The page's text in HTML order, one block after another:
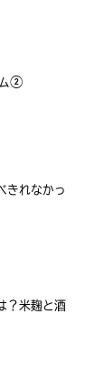
ム②
きれなかっ
？米麹と酒